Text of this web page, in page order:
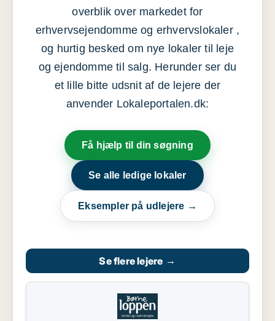
overblik over markedet for
erhvervsejendomme og erhvervslokaler ,
og hurtig besked om nye lokaler til leje
og ejendomme til salg. Herunder ser du
et lille bitte udsnit af de lejere der
anvender Lokaleportalen.dk:
Få hjælp til din søgning
Se alle ledige lokaler
Eksempler på udlejere →
Se flere lejere →